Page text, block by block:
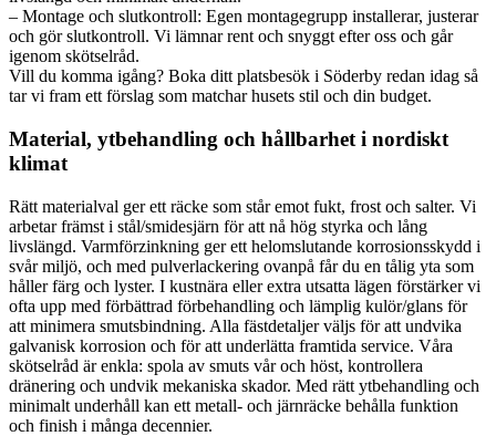
– Montage och slutkontroll: Egen montagegrupp installerar, justerar
och gör slutkontroll. Vi lämnar rent och snyggt efter oss och går
igenom skötselråd.
Vill du komma igång? Boka ditt platsbesök i Söderby redan idag så
tar vi fram ett förslag som matchar husets stil och din budget.
Material, ytbehandling och hållbarhet i nordiskt
klimat
Rätt materialval ger ett räcke som står emot fukt, frost och salter. Vi
arbetar främst i stål/smidesjärn för att nå hög styrka och lång
livslängd. Varmförzinkning ger ett helomslutande korrosionsskydd i
svår miljö, och med pulverlackering ovanpå får du en tålig yta som
håller färg och lyster. I kustnära eller extra utsatta lägen förstärker vi
ofta upp med förbättrad förbehandling och lämplig kulör/glans för
att minimera smutsbindning. Alla fästdetaljer väljs för att undvika
galvanisk korrosion och för att underlätta framtida service. Våra
skötselråd är enkla: spola av smuts vår och höst, kontrollera
dränering och undvik mekaniska skador. Med rätt ytbehandling och
minimalt underhåll kan ett metall- och järnräcke behålla funktion
och finish i många decennier.